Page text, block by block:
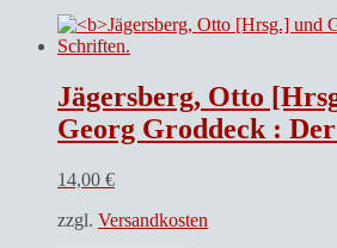
Jägersberg, Otto
Georg Groddeck : Der
14,00 €
zzgl. Versandkosten